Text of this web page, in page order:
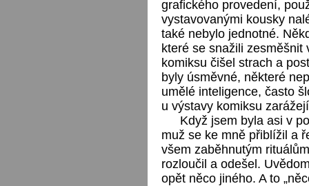
grafického provedení,
vystavovanými kousky
také nebylo jednotné.
které se snažili zesměšnit
komiksu čišel strach a
byly úsměvné, některé
umělé inteligence, často
u výstavy komiksu
Když jsem byla asi v
muž se ke mně přiblížil a
všem zaběhnutým
rozloučil a odešel.
opět něco jiného. A to